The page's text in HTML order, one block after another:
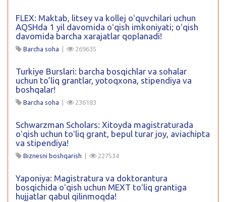
FLEX: Maktab, litsey va kollej oʻquvchilari uchun
AQSHda 1 yil davomida oʻqish imkoniyati; oʻqish
davomida barcha xarajatlar qoplanadi!
Barcha soha 269635
Turkiye Burslari: barcha bosqichlar va sohalar
uchun to’liq grantlar, yotoqxona, stipendiya va
boshqalar!
Barcha soha 236183
Schwarzman Scholars: Xitoyda magistraturada
oʻqish uchun toʻliq grant, bepul turar joy, aviachipta
va stipendiya!
Biznesni boshqarish 227534
Yaponiya: Magistratura va doktorantura
bosqichida oʻqish uchun MEXT toʻliq grantiga
hujjatlar qabul qilinmoqda!